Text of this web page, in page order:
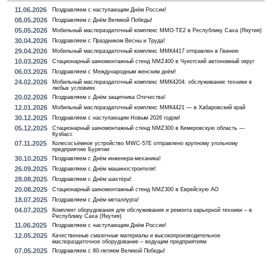
11.06.2026 Поздравляем с наступающим Днём России!
08.05.2026 Поздравляем с Днём Великой Победы!
05.05.2026 Мобильный маслораздаточный комплекс MMO-TE2 в Республику Саха (Якутия)
30.04.2026 Поздравляем с Праздником Весны и Труда!
29.04.2026 Мобильный маслораздаточный комплекс ММК4417 отправлен в Гвинею
10.03.2026 Стационарный шиномонтажный стенд NMZ400 в Чукотский автономный округ
06.03.2026 Поздравляем с Международным женским днём!
24.02.2026
Мобильный маслораздаточный комплекс ММК4204: обслуживание техники в
любых условиях
20.02.2026 Поздравляем с Днём защитника Отечества!
12.01.2026 Мобильный маслораздаточный комплекс ММК4421 — в Хабаровский край
30.12.2025 Поздравляем с наступающим Новым 2026 годом!
05.12.2025
Стационарный шиномонтажный стенд NMZ300 в Кемеровскую область —
Кузбасс
07.11.2025
Колесосъёмное устройство MWC-57E отправлено крупному угольному
предприятию Бурятии
30.10.2025 Поздравляем с Днём инженера-механика!
26.09.2025 Поздравляем с Днём машиностроителя!
28.08.2025 Поздравляем с Днём шахтёра!
20.08.2025 Стационарный шиномонтажный стенд NMZ300 в Еврейскую АО
18.07.2025 Поздравляем с Днём металлурга!
04.07.2025
Комплект оборудования для обслуживания и ремонта карьерной техники – в
Республику Саха (Якутия)
11.06.2025 Поздравляем с наступающим Днём России!
12.05.2025
Качественные смазочные материалы и высокопроизводительное
маслораздаточное оборудование – ведущим предприятиям
07.05.2025 Поздравляем с 80-летием Великой Победы!